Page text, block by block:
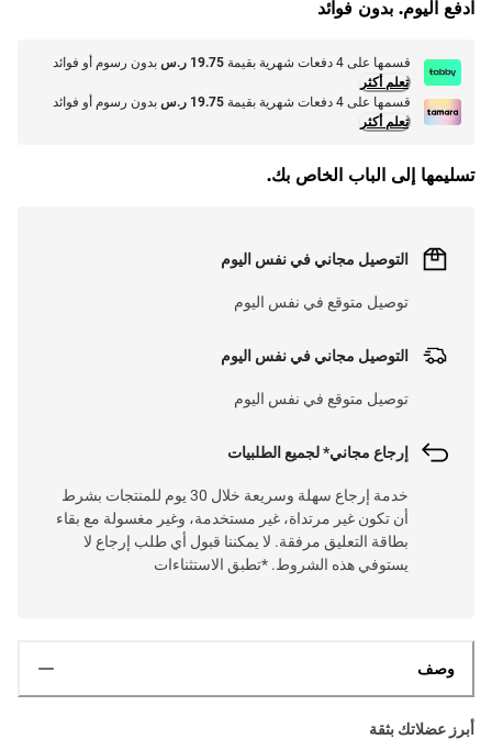
ادفع اليوم. بدون فوائد
قسمها على 4 دفعات شهرية بقيمة 19.75 ر.س
بدون رسوم أو فوائد
تعلم أكثر
قسمها على 4 دفعات شهرية بقيمة
19.75 ر.س
بدون رسوم أو فوائد
تعلم أكثر
تسليمها إلى الباب الخاص بك.
التوصيل مجاني في نفس اليوم
توصيل متوقع في نفس اليوم
التوصيل مجاني في نفس اليوم
توصيل متوقع في نفس اليوم
إرجاع مجاني* لجميع الطلبيات
خدمة إرجاع سهلة وسريعة خلال 30 يوم للمنتجات بشرط
أن تكون غير مرتداة، غير مستخدمة، وغير مغسولة مع بقاء
بطاقة التعليق مرفقة. لا يمكننا قبول أي طلب إرجاع لا
يستوفي هذه الشروط. *تطبق الاستثناءات
وصف
أبرز عضلاتك بثقة